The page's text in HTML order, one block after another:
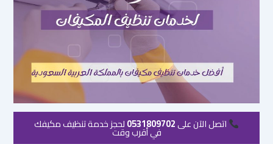
اتصل الآن على0531809702لحجز خدمة تنظيف مكيفك
في أقرب وقت